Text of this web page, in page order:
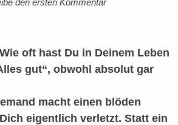
den ersten Kommentar
oft hast Du in Deinem Leben
gut“, obwohl absolut gar
macht einen blöden
eigentlich verletzt. Statt ein